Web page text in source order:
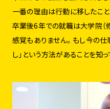
一番の理由は行動に移したこ
卒業後6年での就職は大学院（
感覚もありません。もし今の
し」という方法があることを知